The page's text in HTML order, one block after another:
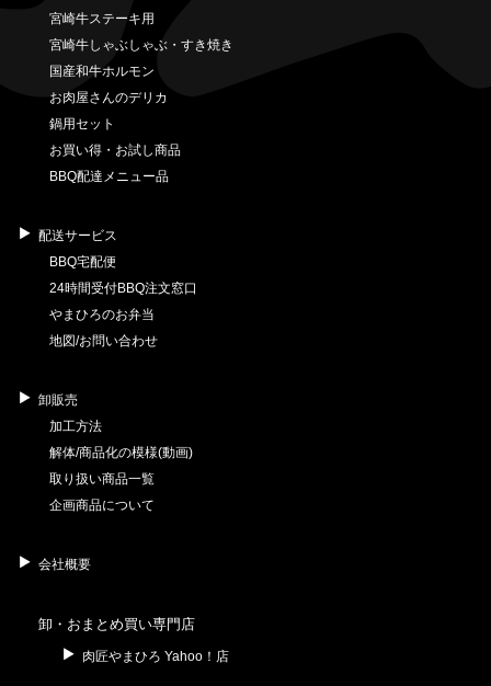
宮崎牛ステーキ用
宮崎牛しゃぶしゃぶ・すき焼き
国産和牛ホルモン
お肉屋さんのデリカ
鍋用セット
お買い得・お試し商品
BBQ配達メニュー品
配送サービス
BBQ宅配便
24時間受付BBQ注文窓口
やまひろのお弁当
地図/お問い合わせ
卸販売
加工方法
解体/商品化の模様(動画)
取り扱い商品一覧
企画商品について
会社概要
卸・おまとめ買い専門店
肉匠やまひろ Yahoo！店